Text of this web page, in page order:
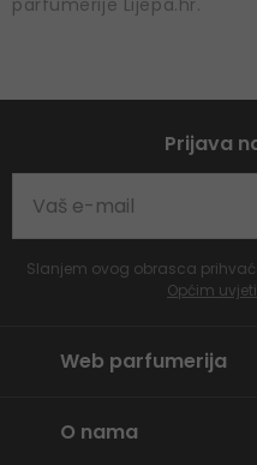
parfumerije Lijepa.hr.
Prijava
Slanjem ovog obrasca
Općim
Web parfumerija
O nama